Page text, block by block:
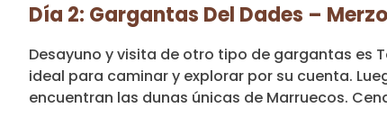
Día 2: Gargantas Del Dades –
Desayuno y visita de otro tipo de gargantas es
ideal para caminar y explorar por su cuenta.
encuentran las dunas únicas de Marruecos.